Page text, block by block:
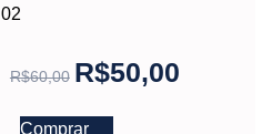
02
R$60,00 R$50,00
Comprar